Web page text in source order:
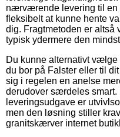
nærværende levering til en
fleksibelt at kunne hente
dig. Fragtmetoden er altså
typisk ydermere den
Du kunne alternativt vælge
du bor på Falster eller til
sig i regelen en anelse
derudover særdeles smart.
leveringsudgave er
men den løsning stiller
granitskærver internet